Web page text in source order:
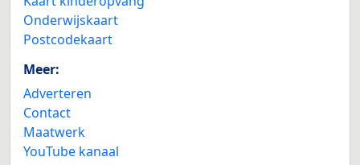
Onderwijskaart
Postcodekaart
Meer:
Adverteren
Contact
Maatwerk
YouTube kanaal